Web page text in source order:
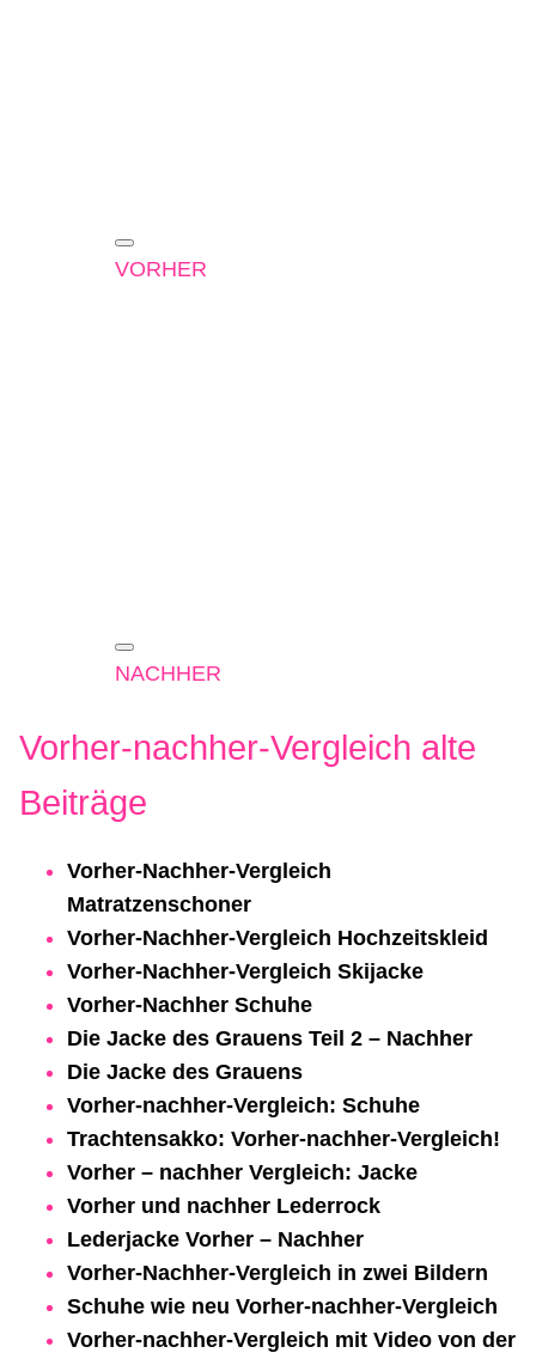
VORHER
NACHHER
Vorher-nachher-Vergleich alte
Beiträge
Vorher‑Nachher‑Vergleich
Matratzenschoner
Vorher-Nachher-Vergleich Hochzeitskleid
Vorher-Nachher-Vergleich Skijacke
Vorher-Nachher Schuhe
Die Jacke des Grauens Teil 2 – Nachher
Die Jacke des Grauens
Vorher-nachher-Vergleich: Schuhe
Trachtensakko: Vorher-nachher-Vergleich!
Vorher – nachher Vergleich: Jacke
Vorher und nachher Lederrock
Lederjacke Vorher – Nachher
Vorher-Nachher-Vergleich in zwei Bildern
Schuhe wie neu Vorher-nachher-Vergleich
Vorher-nachher-Vergleich mit Video von der